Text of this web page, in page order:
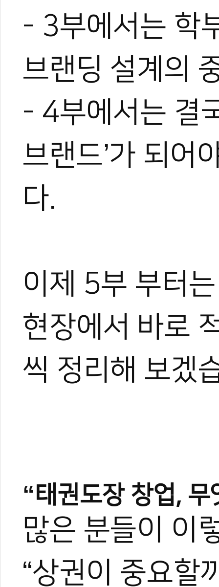
- 3부에서는 학
브랜딩 설계의
- 4부에서는 결
브랜드’가 되어
다.
이제 5부 부터
현장에서 바로
씩 정리해 보겠
“태권도장 창업,
많은 분들이 이
“상권이 중요할